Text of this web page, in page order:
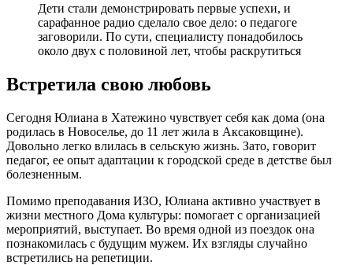
Дети стали демонстрировать первые успехи, и
сарафанное радио сделало свое дело: о педагоге
заговорили. По сути, специалисту понадобилось
около двух с половиной лет, чтобы раскрутиться
Встретила свою любовь
Сегодня Юлиана в Хатежино чувствует себя как дома (она
родилась в Новоселье, до 11 лет жила в Аксаковщине).
Довольно легко влилась в сельскую жизнь. Зато, говорит
педагог, ее опыт адаптации к городской среде в детстве был
болезненным.
Помимо преподавания ИЗО, Юлиана активно участвует в
жизни местного Дома культуры: помогает с организацией
мероприятий, выступает. Во время одной из поездок она
познакомилась с будущим мужем. Их взгляды случайно
встретились на репетиции.